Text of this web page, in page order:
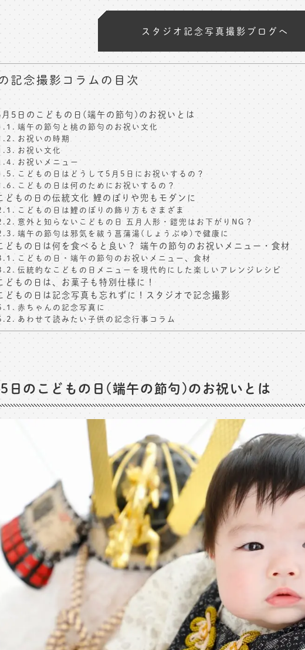
スタジオ記念写真撮影ブログへ
記念撮影コラムの目次
5日のこどもの日(端午の節句)のお祝いとは
端午の節句と桃の節句のお祝い文化
お祝いの時期
お祝い文化
お祝いメニュー
こどもの日はどうして5月5日にお祝いするの？
こどもの日は何のためにお祝いするの？
どもの日の伝統文化 鯉のぼりや兜もモダンに
こどもの日は鯉のぼりの飾り方もさまざま
意外と知らないこどもの日 五月人形・鎧兜はお下がりNG？
端午の節句は邪気を祓う菖蒲湯(しょうぶゆ)で健康に
どもの日は何を食べると良い？ 端午の節句のお祝いメニュー・食材
こどもの日・端午の節句のお祝いメニュー、食材
伝統的なこどもの日メニューを現代的にした楽しいアレンジレシピ
どもの日は、お菓子も特別仕様に！
どもの日は記念写真も忘れずに！スタジオで記念撮影
赤ちゃんの記念写真に
あわせて読みたい子供の記念行事コラム
日のこどもの日(端午の節句)のお祝いとは